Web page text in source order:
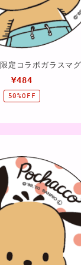
¥484
50%OFF